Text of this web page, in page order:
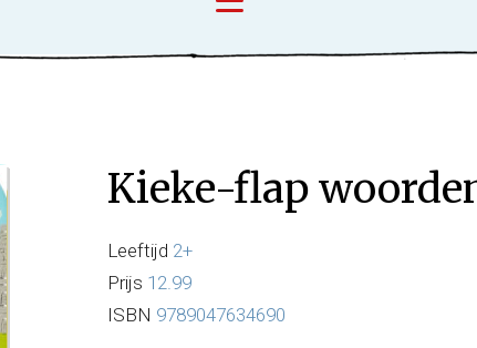
Onze merken
Uw merk
Onze
Kieke-flap
Leeftijd 2+
Prijs 12.99
ISBN 9789047634690